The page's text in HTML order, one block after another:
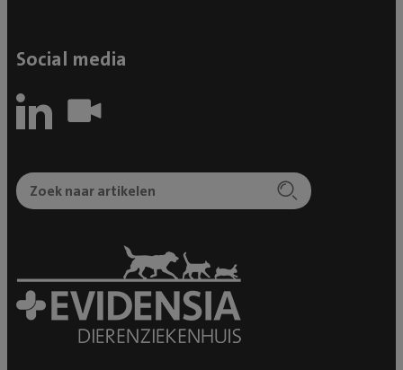
dan moet je een goede verzekering afsluiten of niet
wij hadden verwacht en Kenzo werd dezelfde dag nog
geopereerd. We mochten hem een dag later bezoeken
zagen we dat hij stress had, maar dat is niet zo gek in
een vreemde omgeving als je eigenlijk nooit bij de
volgende dag bleek ook dat hij wat koorts
ontwikkelde en niet wilde eten. Er werd goed voor
hem gezorgd maar uiteindelijk besloten wij dat we
hem liever thuis zouden willen zien herstellen gezien
Social media